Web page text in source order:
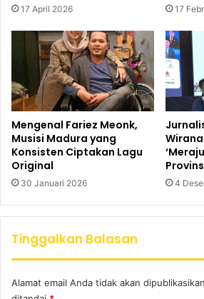
17 April 2026 17
Mengenal Fariez Meonk,
Musisi Madura yang
Konsisten Ciptakan Lagu
Original
30 Januari 2026 4
Tinggalkan Balasan
Alamat email Anda tidak akan